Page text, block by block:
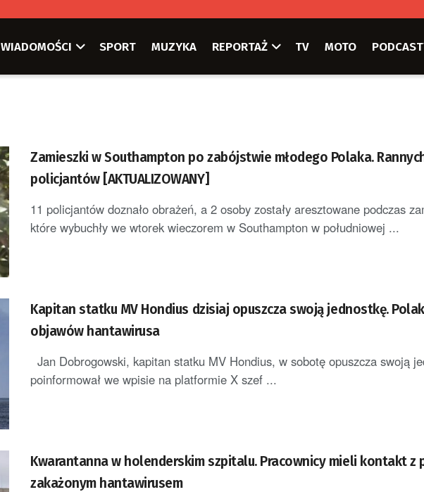
WIADOMOŚCI SPORT MUZYKA REPORTAŻ TV MOTO
Zamieszki w Southampton po zabójstwie młodego Polaka.
policjantów [AKTUALIZOWANY]
11 policjantów doznało obrażeń, a 2 osoby zostały aresztowane podczas
które wybuchły we wtorek wieczorem w Southampton w południowej ...
Kapitan statku MV Hondius dzisiaj opuszcza swoją jednostkę.
objawów hantawirusa
Jan Dobrogowski, kapitan statku MV Hondius, w sobotę opuszcza swoją
poinformował we wpisie na platformie X szef ...
Kwarantanna w holenderskim szpitalu. Pracownicy mieli kontakt z
zakażonym hantawirusem